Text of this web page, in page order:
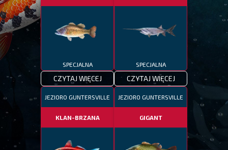
SPECJALNA
CZYTAJ WIĘCEJ
SPECJALNA
CZYTAJ WIĘCEJ
JEZIORO GUNTERSVILLE
KLAN-BRZANA
JEZIORO GUNTERSVILLE
GIGANT